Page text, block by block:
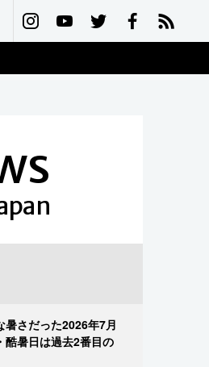
暑さだった2026年7月
酷暑日は過去2番目の